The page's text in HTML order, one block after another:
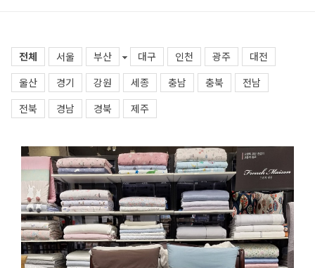
전체 서울 부산 대구 인천 광주
대전
울산
경기 강원 세종 충남 충북
전남
전북
경남 경북 제주